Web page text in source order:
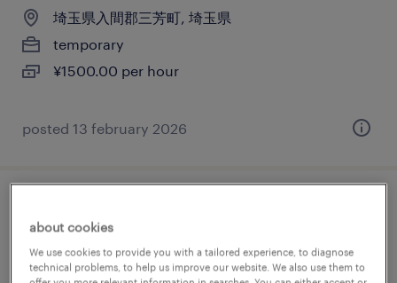
埼玉県入間郡三芳町, 埼玉県
temporary
¥1500.00 per hour
posted 13 february 2026
埼玉県入間郡三芳町, 埼玉県
temporary
about cookies
We use cookies to provide you with a tailored experience, to diagnose
technical problems, to help us improve our website. We also use them to